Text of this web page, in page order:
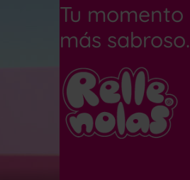
Tu momento
más sabroso.